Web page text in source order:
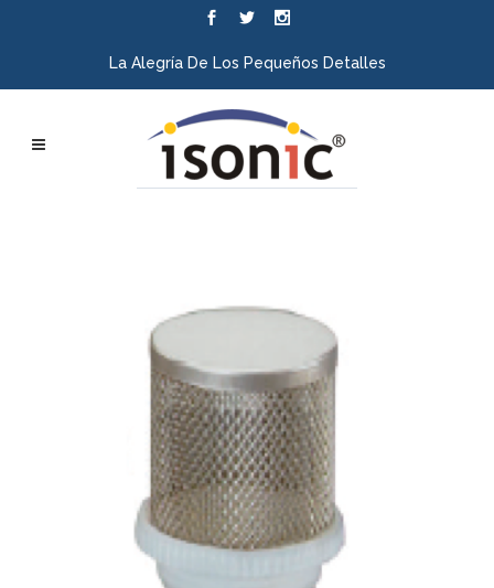
La Alegría De Los Pequeños Detalles